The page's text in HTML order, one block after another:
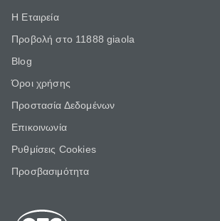
Η Εταιρεία
Προβολή στο 11888 giaola
Blog
Όροι χρήσης
Προστασία Δεδομένων
Επικοινωνία
Ρυθμίσεις Cookies
Προσβασιμότητα